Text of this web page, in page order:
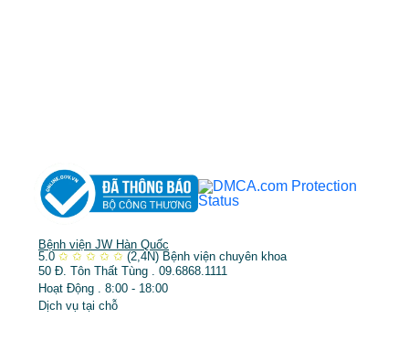
Bệnh viện JW Hàn Quốc
5.0 ✩ ✩ ✩ ✩ ✩ (2,4N) Bệnh viện chuyên khoa
50 Đ. Tôn Thất Tùng . 09.6868.1111
Hoạt Động . 8:00 - 18:00
Dịch vụ tại chỗ